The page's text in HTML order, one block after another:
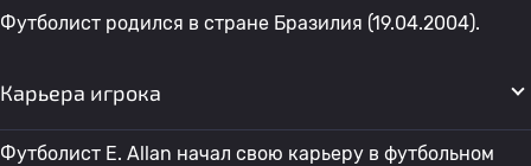
Футболист родился в стране Бразилия (19.04.2004).
Карьера игрока
Футболист E. Allan начал свою карьеру в футбольном